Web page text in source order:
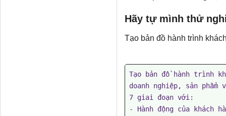
Hãy tự mình thử
Tạo bản đồ hành trình
Tạo bản đồ hành trình
doanh nghiệp, sản phẩm
7 giai đoạn với:
- Hành động của khách